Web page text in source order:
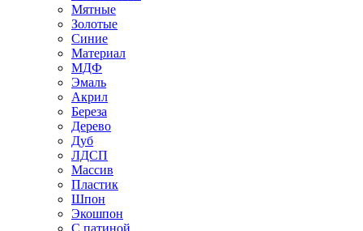
Мятные
Золотые
Синие
Материал
МДФ
Эмаль
Акрил
Береза
Дерево
Дуб
ЛДСП
Массив
Пластик
Шпон
Экошпон
С патиной